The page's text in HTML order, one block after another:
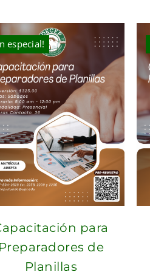
$210.00.
especial!
para
Preparadores de
Planillas